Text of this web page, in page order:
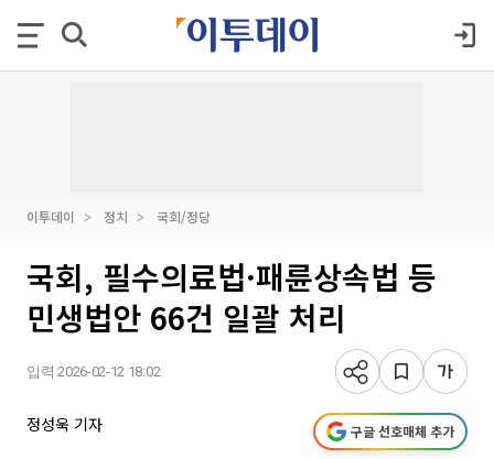
이투데이 정치 국회/정당
국회, 필수의료법·패륜상속법 등
민생법안 66건 일괄 처리
입력 2026-02-12 18:02
정성욱 기자 구글 선호매체 추가